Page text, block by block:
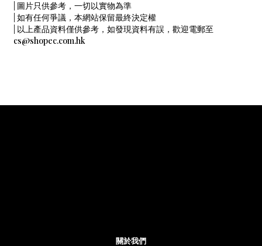
| 圖片只供參考，一切以實物為準
| 如有任何爭議，本網站保留最終決定權
| 以上產品資料僅供參考，如發現資料有誤，歡迎電郵至
cs@shopec.com.hk
關於我們